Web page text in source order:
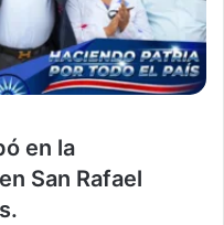
en la
San Rafael